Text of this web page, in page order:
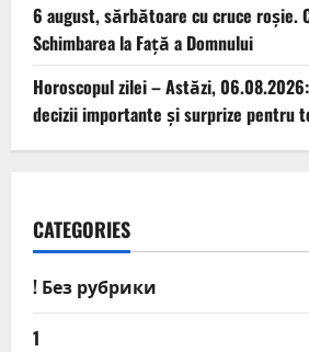
6 august, sărbătoare cu cruce roșie.
Schimbarea la Față a Domnului
Horoscopul zilei – Astăzi,
decizii importante și surprize pentru
CATEGORIES
! Без рубрики
1